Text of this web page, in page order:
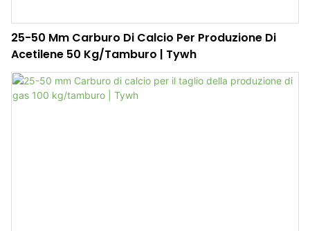
25-50 Mm Carburo Di Calcio Per Produzione Di
Acetilene 50 Kg/tamburo | Tywh